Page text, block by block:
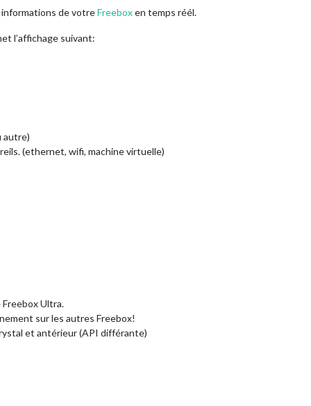
informations de votreFreeboxen temps réél.
l’affichage suivant:
autre)
(ethernet, wifi, machine virtuelle)
Ultra.
sur les autres Freebox!
et antérieur (API différante)